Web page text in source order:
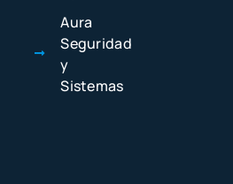
Aura
Seguridad
y
Sistemas